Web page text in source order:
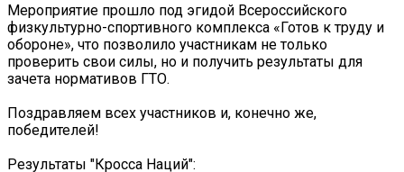
Мероприятие прошло под эгидой Всероссийского
физкультурно-спортивного комплекса «Готов к труду и
обороне», что позволило участникам не только
проверить свои силы, но и получить результаты для
зачета нормативов ГТО.
Поздравляем всех участников и, конечно же,
победителей!
Результаты "Кросса Наций":